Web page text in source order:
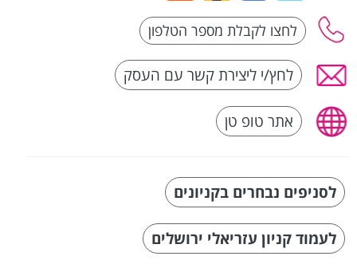
לחץ/י ליצירת קשר עם העסק
אתר טופ טן
לסניפים נבחרים בקניונים
לעמוד קניון עזריאלי ירושלים